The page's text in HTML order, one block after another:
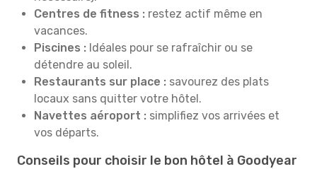
Centres de fitness : restez actif même en
vacances.
Piscines : Idéales pour se rafraîchir ou se
détendre au soleil.
Restaurants sur place : savourez des plats
locaux sans quitter votre hôtel.
Navettes aéroport : simplifiez vos arrivées et
vos départs.
Conseils pour choisir le bon hôtel à Goodyear